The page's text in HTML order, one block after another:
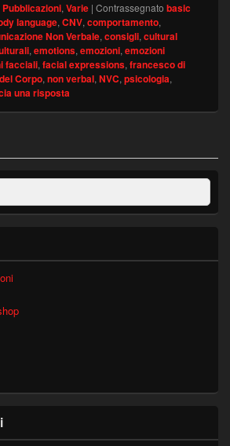
, Varie | Contrassegnato basic
language, CNV, comportamento,
Non Verbale, consigli, cultural
, emotions, emozioni, emozioni
facciali, facial expressions, francesco di
Corpo, non verbal, NVC, psicologia,
una risposta